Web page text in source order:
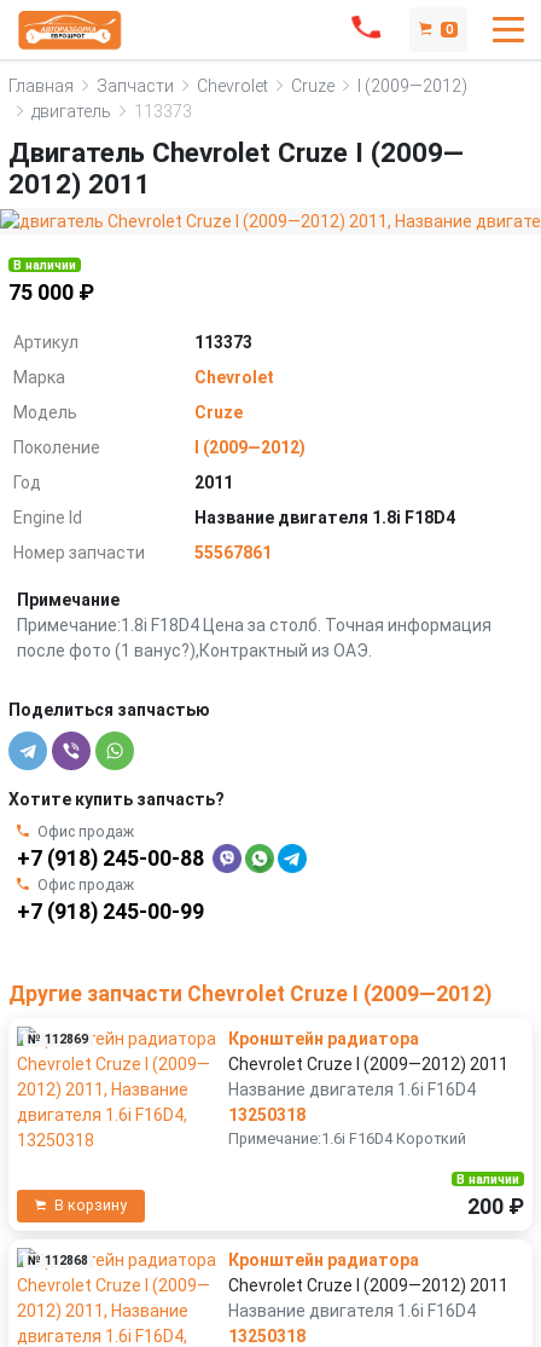
0
Главная Запчасти Chevrolet Cruze
I (2009—2012)
двигатель
113373
Двигатель Chevrolet Cruze I (2009—
2012) 2011
В наличии
75 000 ₽
Артикул
113373
Марка
Chevrolet
Модель
Cruze
Поколение
I (2009—2012)
Год
2011
Engine Id
Название двигателя 1.8i F18D4
Номер запчасти
55567861
Примечание
Примечание:1.8i F18D4 Цена за столб. Точная информация
после фото (1 ванус?),Контрактный из ОАЭ.
Поделиться запчастью
Хотите купить запчасть?
Офис продаж
+7 (918) 245-00-88
Офис продаж
+7 (918) 245-00-99
Другие запчасти Chevrolet Cruze I (2009—2012)
№ 112869
Кронштейн радиатора
Chevrolet Cruze I (2009—2012) 2011
Название двигателя 1.6i F16D4
13250318
Примечание:1.6i F16D4 Короткий
В корзину
В наличии
200 ₽
№ 112868
Кронштейн радиатора
Chevrolet Cruze I (2009—2012) 2011
Название двигателя 1.6i F16D4
13250318